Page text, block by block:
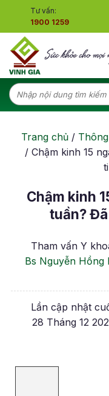
content
Tư vấn:
1900 1259
Tìm
kiếm:
Trang chủ /
/ Chậm kinh 15
Chậm kinh
tuần?
Tham vấn Y
Bs Nguyễn Hồng
Lần cập nhật
28 Tháng 12